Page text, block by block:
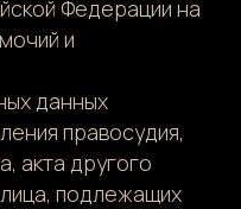
Федерации на
и
данных
правосудия,
акта другого
подлежащих